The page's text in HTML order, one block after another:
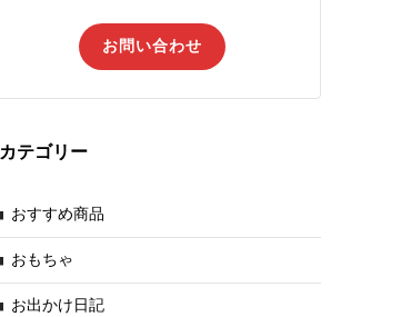
お問い合わせ
カテゴリー
おすすめ商品
おもちゃ
お出かけ日記